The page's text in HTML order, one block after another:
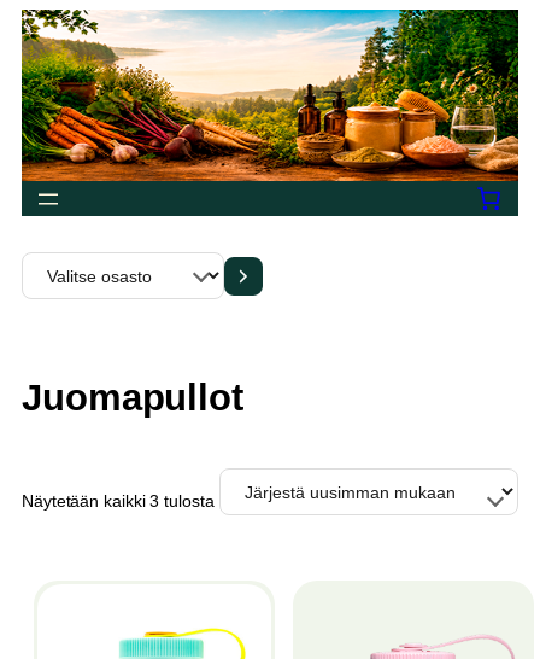
Siirry
sisältöön
Valitse
osasto
Juomapullot
Näytetään kaikki 3 tulostaSorted